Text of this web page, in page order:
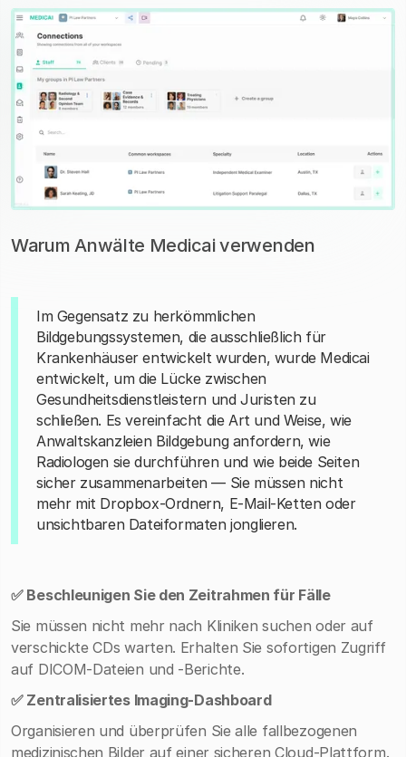
Warum Anwälte Medicai verwenden
Im Gegensatz zu herkömmlichen
Bildgebungssystemen, die ausschließlich für
Krankenhäuser entwickelt wurden, wurde Medicai
entwickelt, um die Lücke zwischen
Gesundheitsdienstleistern und Juristen zu
schließen. Es vereinfacht die Art und Weise, wie
Anwaltskanzleien Bildgebung anfordern, wie
Radiologen sie durchführen und wie beide Seiten
sicher zusammenarbeiten — Sie müssen nicht
mehr mit Dropbox-Ordnern, E-Mail-Ketten oder
unsichtbaren Dateiformaten jonglieren.
✅ Beschleunigen Sie den Zeitrahmen für Fälle
Sie müssen nicht mehr nach Kliniken suchen oder auf
verschickte CDs warten. Erhalten Sie sofortigen Zugriff
auf DICOM-Dateien und -Berichte.
✅ Zentralisiertes Imaging-Dashboard
Organisieren und überprüfen Sie alle fallbezogenen
medizinischen Bilder auf einer sicheren Cloud-Plattform.